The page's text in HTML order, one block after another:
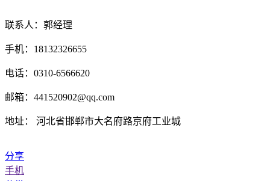
联系人：郭经理
手机：18132326655
电话：0310-6566620
邮箱：441520902@qq.com
地址： 河北省邯郸市大名府路京府工业城
分享
手机